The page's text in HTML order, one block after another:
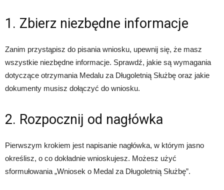
1. Zbierz niezbędne informacje
Zanim przystąpisz do pisania wniosku, upewnij się, że masz
wszystkie niezbędne informacje. Sprawdź, jakie są wymagania
dotyczące otrzymania Medalu za Długoletnią Służbę oraz jakie
dokumenty musisz dołączyć do wniosku.
2. Rozpocznij od nagłówka
Pierwszym krokiem jest napisanie nagłówka, w którym jasno
określisz, o co dokładnie wnioskujesz. Możesz użyć
sformułowania „Wniosek o Medal za Długoletnią Służbę”.